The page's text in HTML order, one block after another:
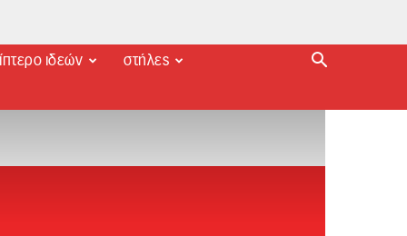
ιδεών στήλες